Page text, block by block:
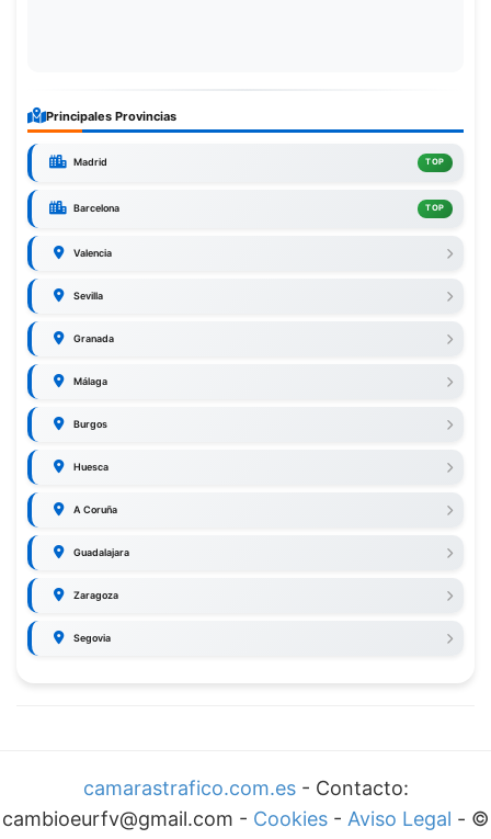
Principales Provincias
Madrid TOP
Barcelona TOP
Valencia
Sevilla
Granada
Málaga
Burgos
Huesca
A Coruña
Guadalajara
Zaragoza
Segovia
camarastrafico.com.es- Contacto:
cambioeurfv@gmail.com - Cookies - Aviso Legal - ©